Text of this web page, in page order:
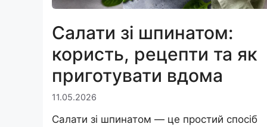
Салати зі шпинатом:
користь, рецепти та як
приготувати вдома
11.05.2026
Салати зі шпинатом — це простий спосіб